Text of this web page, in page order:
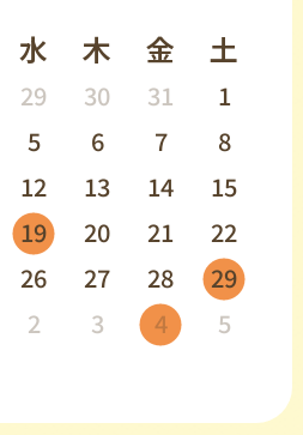
水 木 金 土
29 30 31
1
5 6 7
8
12 13 14
15
19 20 21
22
26 27 28
29
2 3 4 5